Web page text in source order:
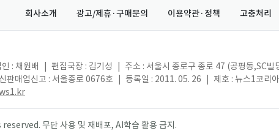
회사소개 광고/제휴·구매문의 이용약관·정책 고충처리
: 채원배 편집국장 : 김기성 주소 : 서울시 종로구 종로 47 (공평동,SC빌
판매업신고 : 서울종로 0676호 등록일 : 2011. 05. 26 제호 : 뉴스1코리
무단 사용 및 재배포, AI학습 활용 금지.